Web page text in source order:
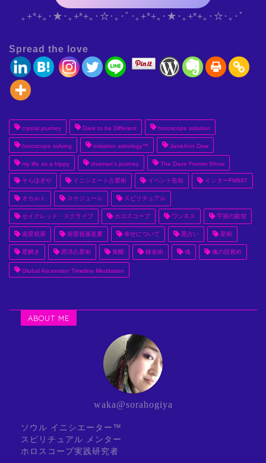
｡+*+｡･★･｡+*+｡･☆･｡･ﾟ･｡+*+｡･★･｡+*+｡･☆･｡･ﾟ
Spread the love
crystal journey Dare to be Different horoscope solution
horoscope solving initiation astrology™ JaneAnn Dow
my life as a hippy shaman's journey The Dave Fromm Show
そらほぎや イニシエート占星術 イベント告知 インターFM897
オカルト スケジュール スピリチュアル
セイクレッド・スクライブ ホロスコープ ワンネス 宇宙の叡智
宙星祝屋 宙星祝屋若夏 幸せについて 星占い 星術
星解き 西洋占星術 覚醒 錬金術 魂 魂の目覚め
Global Ascension Timeline Meditation
ABOUT ME
waka@sorahogiya
ソウル イニシエーター™
スピリチュアル メンター
ホロスコープ実践研究者